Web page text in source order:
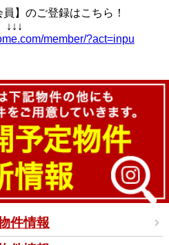
員】のご登録はこちら！
↓↓↓
member/?act=inpu
件情報